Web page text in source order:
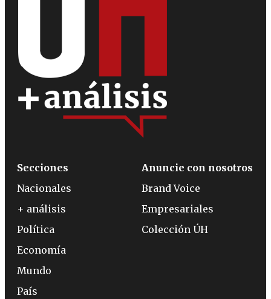
Secciones
Nacionales
+ análisis
Política
Economía
Mundo
País
Anuncie con nosotros
Brand Voice
Empresariales
Colección ÚH